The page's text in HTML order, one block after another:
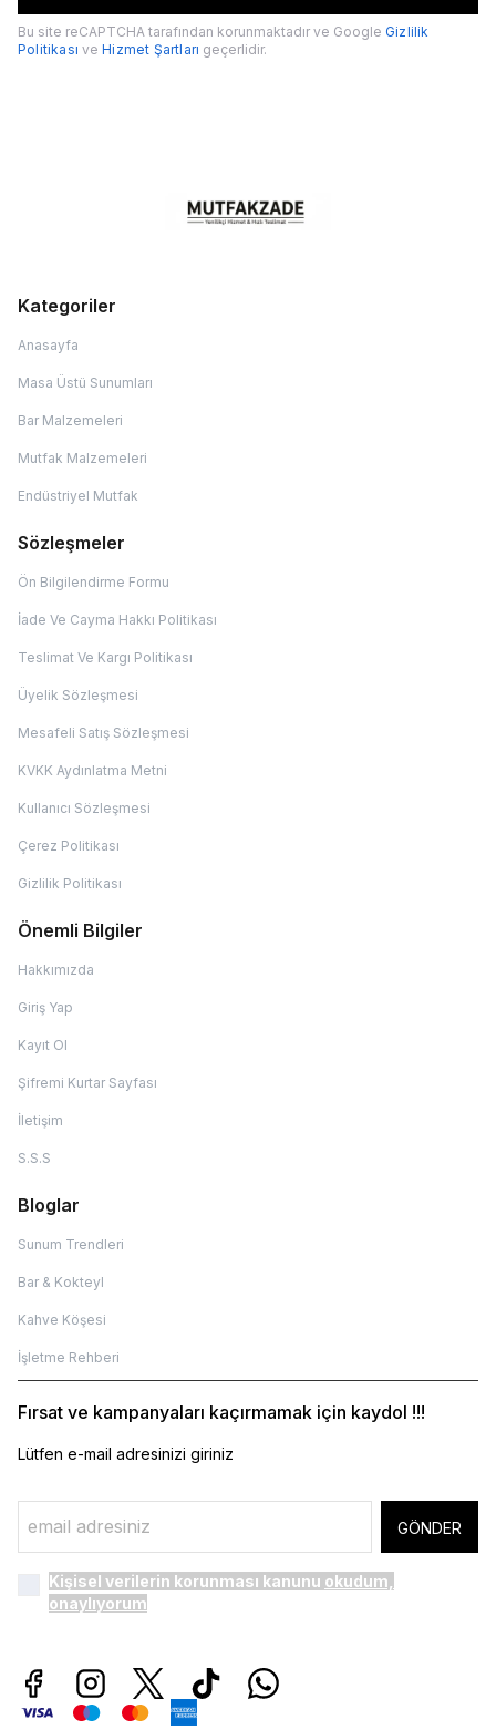
Bu site reCAPTCHA tarafından korunmaktadır ve Google Gizlilik
PolitikasıveHizmet Şartları geçerlidir.
Kategoriler
Anasayfa
Masa Üstü Sunumları
Bar Malzemeleri
Mutfak Malzemeleri
Endüstriyel Mutfak
Sözleşmeler
Ön Bilgilendirme Formu
İade Ve Cayma Hakkı Politikası
Teslimat Ve Kargı Politikası
Üyelik Sözleşmesi
Mesafeli Satış Sözleşmesi
KVKK Aydınlatma Metni
Kullanıcı Sözleşmesi
Çerez Politikası
Gizlilik Politikası
Önemli Bilgiler
Hakkımızda
Giriş Yap
Kayıt Ol
Şifremi Kurtar Sayfası
İletişim
S.S.S
Bloglar
Sunum Trendleri
Bar & Kokteyl
Kahve Köşesi
İşletme Rehberi
Fırsat ve kampanyaları kaçırmamak için kaydol !!!
Lütfen e-mail adresinizi giriniz
GÖNDER
Kişisel verilerin korunması kanunu okudum,
onaylıyorum